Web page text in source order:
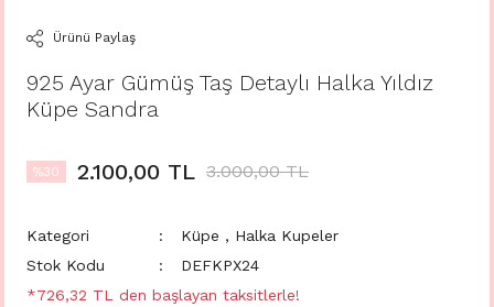
Ürünü Paylaş
925 Ayar Gümüş Taş Detaylı Halka Yıldız
Küpe Sandra
%30 2.100,00 TL 3.000,00 TL
Kategori Küpe , Halka Kupeler
Stok Kodu
DEFKPX24
*726,32 TL den başlayan taksitlerle!